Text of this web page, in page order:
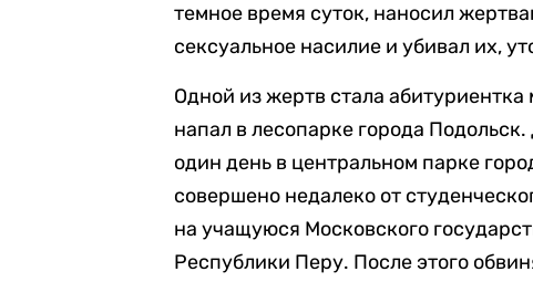
темное время суток, наносил
сексуальное насилие и убивал их,
Одной из жертв стала
напал в лесопарке города
один день в центральном парке
совершено недалеко от
на учащуюся Московского
Республики Перу. После этого